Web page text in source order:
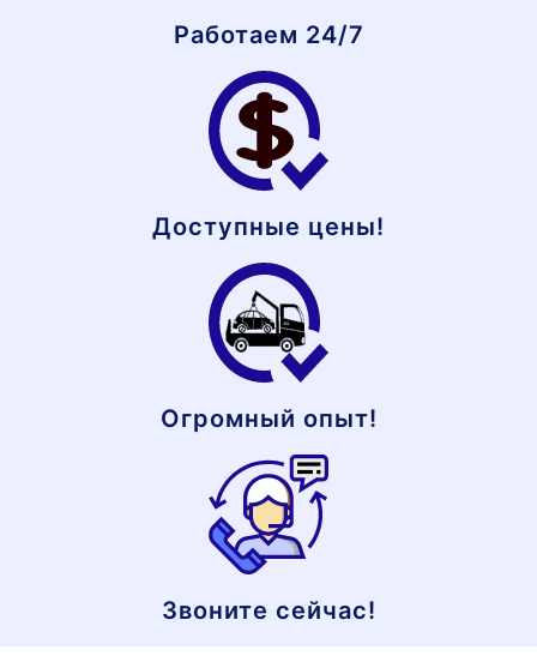
Работаем 24/7
Доступные цены!
Огромный опыт!
Звоните сейчас!